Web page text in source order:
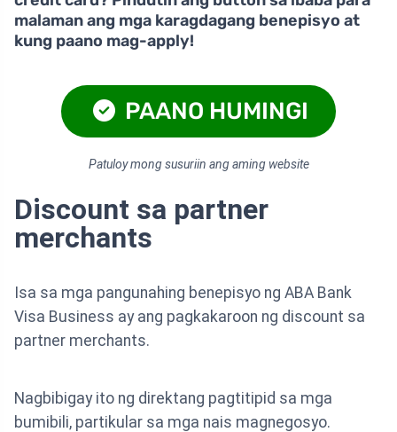
malaman ang mga karagdagang benepisyo at
kung paano mag-apply!
PAANO HUMINGI
Patuloy mong susuriin ang aming website
Discount sa partner
merchants
Isa sa mga pangunahing benepisyo ng ABA Bank
Visa Business ay ang pagkakaroon ng discount sa
partner merchants.
Nagbibigay ito ng direktang pagtitipid sa mga
bumibili, partikular sa mga nais magnegosyo.